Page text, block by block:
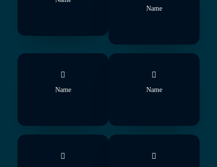
Name
Name Name